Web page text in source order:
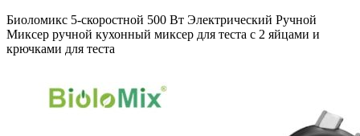
Биоломикс 5-скоростной 500 Вт Электрический Ручной
Миксер ручной кухонный миксер для теста с 2 яйцами и
крючками для теста